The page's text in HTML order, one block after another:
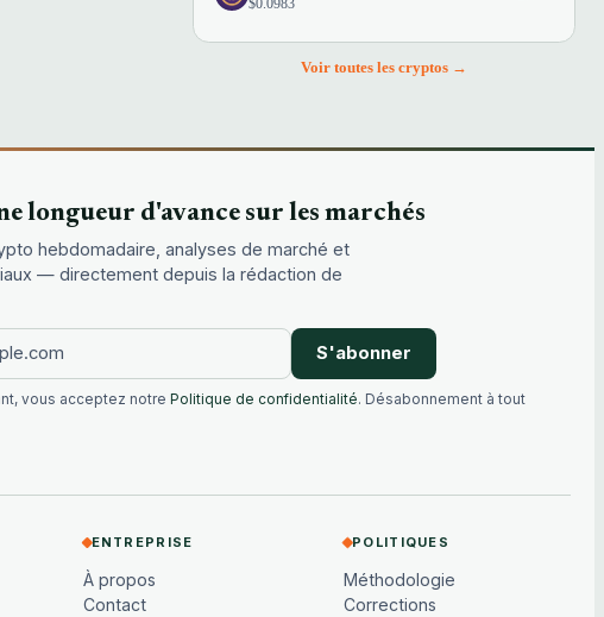
$0.0983
Voir toutes les cryptos →
longueur d'avance sur les marchés
hebdomadaire, analyses de marché et
— directement depuis la rédaction de
S'abonner
vous acceptez notre Politique de confidentialité. Désabonnement à tout
ENTREPRISE
À propos
Contact
POLITIQUES
Méthodologie
Corrections